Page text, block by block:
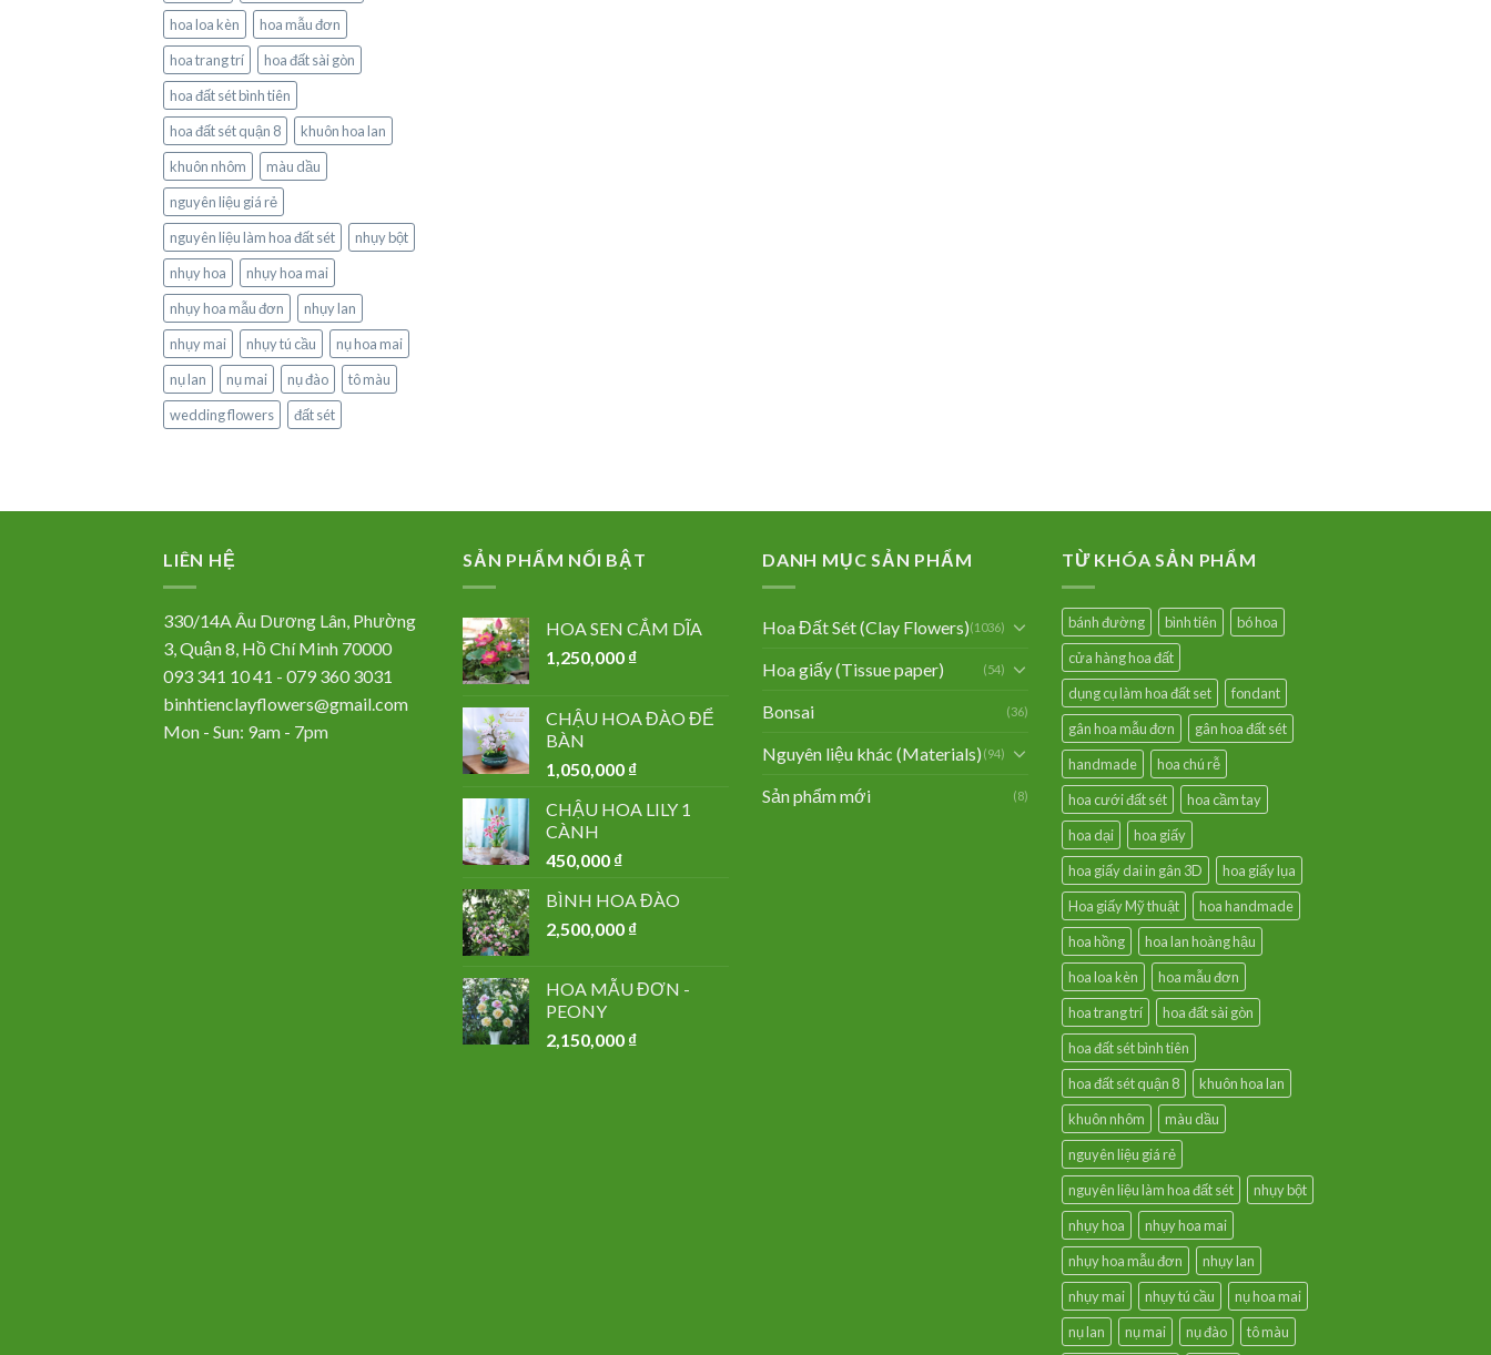
hoa loa kèn
hoa mẫu đơn
hoa trang trí
hoa đất sài gòn
hoa đất sét bình tiên
hoa đất sét quận 8
khuôn hoa lan
khuôn nhôm
màu dầu
nguyên liệu giá rẻ
nguyên liệu làm hoa đất sét
nhụy bột
nhụy hoa
nhụy hoa mai
nhụy hoa mẫu đơn
nhụy lan
nhụy mai
nhụy tú cầu
nụ hoa mai
nụ lan
nụ mai nụ đào
tô màu
wedding flowers
đất sét
LIÊN HỆ
330/14A Âu Dương Lân, Phường
3, Quận 8, Hồ Chí Minh 70000
093 341 10 41 - 079 360 3031
binhtienclayflowers@gmail.com
Mon - Sun: 9am - 7pm
SẢN PHẨM NỔI BẬT
HOA SEN CẮM DĨA
1,250,000 ₫
CHẬU HOA ĐÀO ĐỂ
BÀN
1,050,000 ₫
CHẬU HOA LILY 1
CÀNH
450,000 ₫
BÌNH HOA ĐÀO
2,500,000 ₫
HOA MẪU ĐƠN -
PEONY
2,150,000 ₫
DANH MỤC SẢN PHẨM
Hoa Đất Sét (Clay Flowers)(1036)
Hoa giấy (Tissue paper) (54)
Bonsai (36)
Nguyên liệu khác (Materials) (94)
Sản phẩm mới (8)
TỪ KHÓA SẢN PHẨM
bánh đường bình tiên
bó hoa
cửa hàng hoa đất
dụng cụ làm hoa đất set
fondant
gân hoa mẫu đơn
gân hoa đất sét
handmade
hoa chú rễ
hoa cưới đất sét
hoa cầm tay
hoa dại
hoa giấy
hoa giấy dai in gân 3D
hoa giấy lụa
Hoa giấy Mỹ thuật
hoa handmade
hoa hồng
hoa lan hoàng hậu
hoa loa kèn
hoa mẫu đơn
hoa trang trí
hoa đất sài gòn
hoa đất sét bình tiên
hoa đất sét quận 8
khuôn hoa lan
khuôn nhôm
màu dầu
nguyên liệu giá rẻ
nguyên liệu làm hoa đất sét
nhụy bột
nhụy hoa
nhụy hoa mai
nhụy hoa mẫu đơn
nhụy lan
nhụy mai
nhụy tú cầu
nụ hoa mai
nụ lan
nụ mai nụ đào tô màu